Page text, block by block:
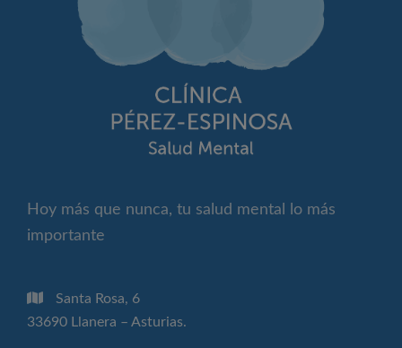
Hoy más que nunca, tu salud mental lo más
importante
Santa Rosa, 6
33690 Llanera – Asturias.